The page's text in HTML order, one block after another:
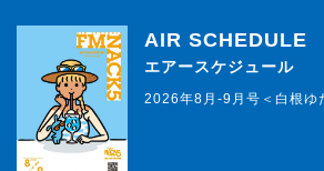
AIR SCHEDULE
エアースケジュール
2026年8月-9月号＜白根ゆ